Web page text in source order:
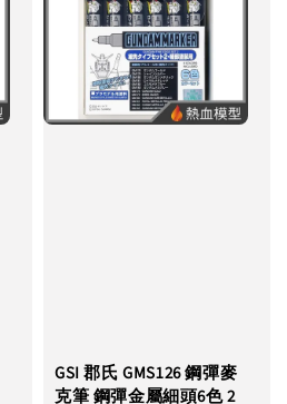
GSI 郡氏 GMS126 鋼彈麥
克筆 鋼彈金屬細頭6色 2